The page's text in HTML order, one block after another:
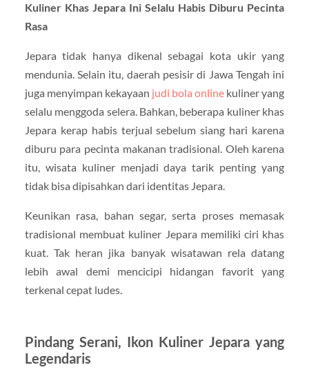
Kuliner Khas Jepara Ini Selalu Habis Diburu Pecinta
Rasa
Jepara tidak hanya dikenal sebagai kota ukir yang
mendunia. Selain itu, daerah pesisir di Jawa Tengah ini
juga menyimpan kekayaan judi bola online kuliner yang
selalu menggoda selera. Bahkan, beberapa kuliner khas
Jepara kerap habis terjual sebelum siang hari karena
diburu para pecinta makanan tradisional. Oleh karena
itu, wisata kuliner menjadi daya tarik penting yang
tidak bisa dipisahkan dari identitas Jepara.
Keunikan rasa, bahan segar, serta proses memasak
tradisional membuat kuliner Jepara memiliki ciri khas
kuat. Tak heran jika banyak wisatawan rela datang
lebih awal demi mencicipi hidangan favorit yang
terkenal cepat ludes.
Pindang Serani, Ikon Kuliner Jepara yang
Legendaris